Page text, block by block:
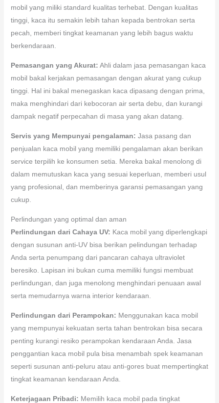
mobil yang miliki standard kualitas terhebat. Dengan kualitas
tinggi, kaca itu semakin lebih tahan kepada bentrokan serta
pecah, memberi tingkat keamanan yang lebih bagus waktu
berkendaraan.
Pemasangan yang Akurat: Ahli dalam jasa pemasangan kaca
mobil bakal kerjakan pemasangan dengan akurat yang cukup
tinggi. Hal ini bakal menegaskan kaca dipasang dengan prima,
maka menghindari dari kebocoran air serta debu, dan kurangi
dampak negatif perpecahan di masa yang akan datang.
Servis yang Mempunyai pengalaman: Jasa pasang dan
penjualan kaca mobil yang memiliki pengalaman akan berikan
service terpilih ke konsumen setia. Mereka bakal menolong di
dalam memutuskan kaca yang sesuai keperluan, memberi usul
yang profesional, dan memberinya garansi pemasangan yang
cukup.
Perlindungan yang optimal dan aman
Perlindungan dari Cahaya UV: Kaca mobil yang diperlengkapi
dengan susunan anti-UV bisa berikan pelindungan terhadap
Anda serta penumpang dari pancaran cahaya ultraviolet
beresiko. Lapisan ini bukan cuma memiliki fungsi membuat
perlindungan, dan juga menolong menghindari penuaan awal
serta memudarnya warna interior kendaraan.
Perlindungan dari Perampokan: Menggunakan kaca mobil
yang mempunyai kekuatan serta tahan bentrokan bisa secara
penting kurangi resiko perampokan kendaraan Anda. Jasa
penggantian kaca mobil pula bisa menambah spek keamanan
seperti susunan anti-peluru atau anti-gores buat mempertingkat
tingkat keamanan kendaraan Anda.
Keterjagaan Pribadi: Memilih kaca mobil pada tingkat